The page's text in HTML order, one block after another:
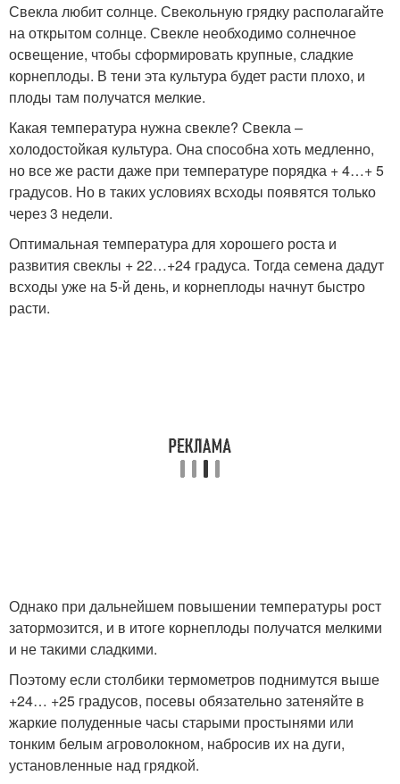
Свекла любит солнце. Свекольную грядку располагайте
на открытом солнце. Свекле необходимо солнечное
освещение, чтобы сформировать крупные, сладкие
корнеплоды. В тени эта культура будет расти плохо, и
плоды там получатся мелкие.
Какая температура нужна свекле? Свекла –
холодостойкая культура. Она способна хоть медленно,
но все же расти даже при температуре порядка + 4…+ 5
градусов. Но в таких условиях всходы появятся только
через 3 недели.
Оптимальная температура для хорошего роста и
развития свеклы + 22…+24 градуса. Тогда семена дадут
всходы уже на 5-й день, и корнеплоды начнут быстро
расти.
Однако при дальнейшем повышении температуры рост
затормозится, и в итоге корнеплоды получатся мелкими
и не такими сладкими.
Поэтому если столбики термометров поднимутся выше
+24… +25 градусов, посевы обязательно затеняйте в
жаркие полуденные часы старыми простынями или
тонким белым агроволокном, набросив их на дуги,
установленные над грядкой.